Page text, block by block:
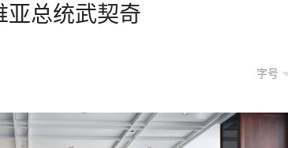
亚总统武契奇
字号